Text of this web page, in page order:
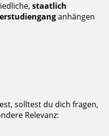
staatlich
anhängen
solltest du dich fragen,
Relevanz: